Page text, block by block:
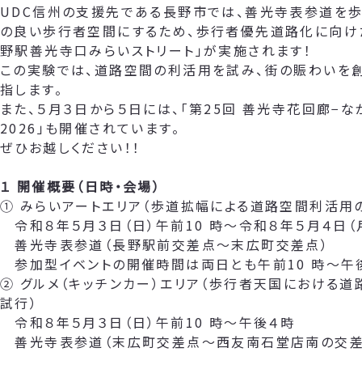
UDC信州の支援先である長野市では、善光寺表参道を歩
の良い歩行者空間にするため、歩行者優先道路化に向け
野駅善光寺口みらいストリート」が実施されます！
この実験では、道路空間の利活用を試み、街の賑わいを
指します。
また、５月３日から５日には、「第25回 善光寺花回廊−な
2026」も開催されています。
ぜひお越しください！！
１ 開催概要（日時・会場）
① みらいアートエリア（歩道拡幅による道路空間利活用
令和８年５月３日（日）午前10 時～令和８年５月４日（
善光寺表参道（長野駅前交差点～末広町交差点）
参加型イベントの開催時間は両日とも午前10 時～午
② グルメ（キッチンカー）エリア（歩行者天国における
試行）
令和８年５月３日（日）午前10 時～午後４時
善光寺表参道（末広町交差点～西友南石堂店南の交